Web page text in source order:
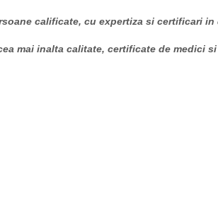
calificate, cu expertiza si certificari in
mai inalta calitate, certificate de medici